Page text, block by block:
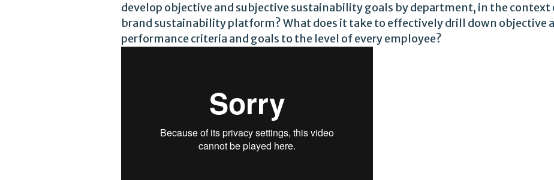
develop objective and subjective sustainability goals by department, in the
brand sustainability platform? What does it take to effectively drill down objective
performance criteria and goals to the level of every employee?